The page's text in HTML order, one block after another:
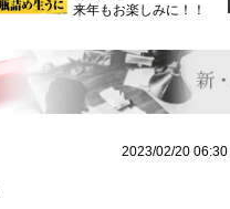
来年もお楽しみに！！
2023/02/20 06:30